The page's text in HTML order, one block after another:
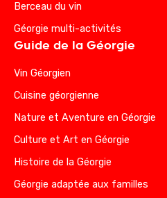
Berceau du vin
Géorgie multi-activités
Guide de la Géorgie
Vin Géorgien
Cuisine géorgienne
Nature et Aventure en Géorgie
Culture et Art en Géorgie
Histoire de la Géorgie
Géorgie adaptée aux familles